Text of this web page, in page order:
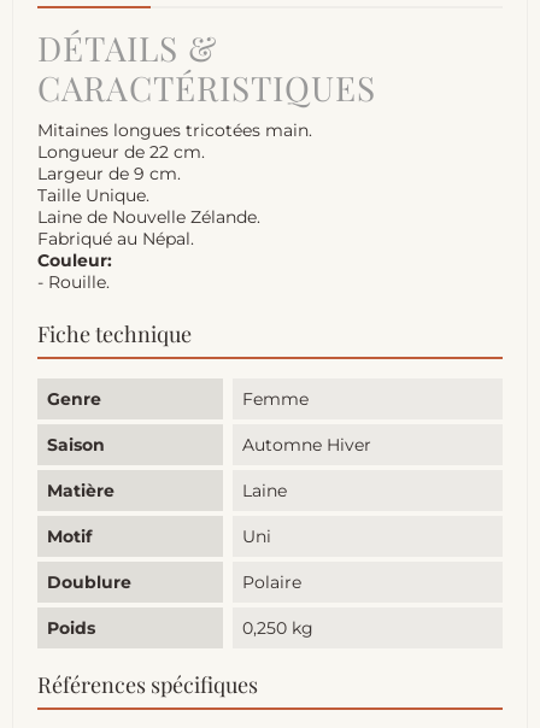
DÉTAILS &
CARACTÉRISTIQUES
Mitaines longues tricotées main.
Longueur de 22 cm.
Largeur de 9 cm.
Taille Unique.
Laine de Nouvelle Zélande.
Fabriqué au Népal.
Couleur:
- Rouille.
Fiche technique
Genre Femme
Saison Automne Hiver
Matière Laine
Motif Uni
Doublure Polaire
Poids 0,250 kg
Références spécifiques